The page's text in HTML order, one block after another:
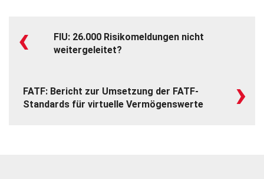
‹
FIU: 26.000 Risikomeldungen nicht
weitergeleitet?
FATF: Bericht zur Umsetzung der FATF-
Standards für virtuelle Vermögenswerte
›